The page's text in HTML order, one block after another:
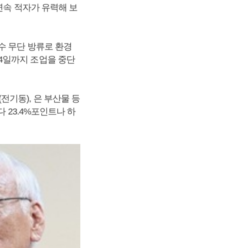
속 적자가 유력해 보
무단 방류로 환경
까지 조업을 중단
기동), 은 부산물 등
23.4%포인트나 하